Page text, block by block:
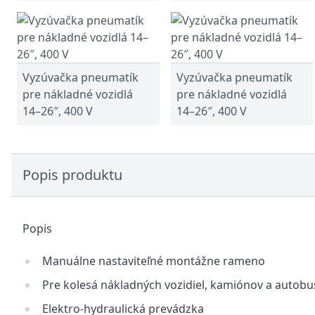
Vyzúvačka pneumatík
pre nákladné vozidlá
14–26″, 400 V
Vyzúvačka pneumatík
pre nákladné vozidlá
14–26″, 400 V
Popis produktu
Popis
Manuálne nastaviteľné montážne rameno
Pre kolesá nákladných vozidiel, kamiónov a
Elektro-hydraulická prevádzka